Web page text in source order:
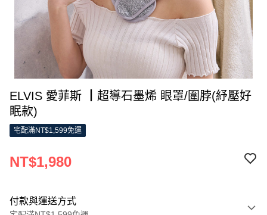
ELVIS 愛菲斯 ┃超導石墨烯 眼罩/圍脖(紓壓好
眠款)
宅配滿NT$1,599免運
NT$1,980
付款與運送方式